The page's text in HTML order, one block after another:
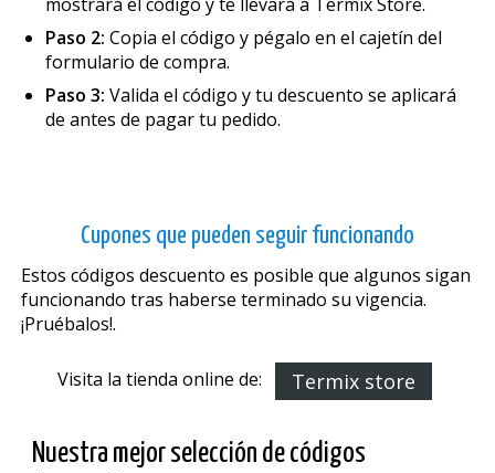
Paso 2: Copia el código y pégalo en el cajetín del
formulario de compra.
Paso 3: Valida el código y tu descuento se aplicará
de antes de pagar tu pedido.
Cupones que pueden seguir funcionando
Estos códigos descuento es posible que algunos sigan
funcionando tras haberse terminado su vigencia.
¡Pruébalos!.
Visita la tienda online de: Termix store
Nuestra mejor selección de códigos